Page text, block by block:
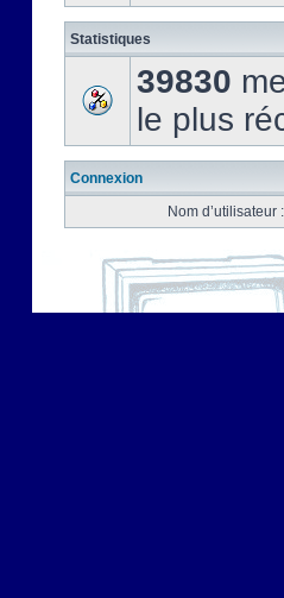
Statistiques
39830
le plus
Connexion
Nom d’utilisateur :